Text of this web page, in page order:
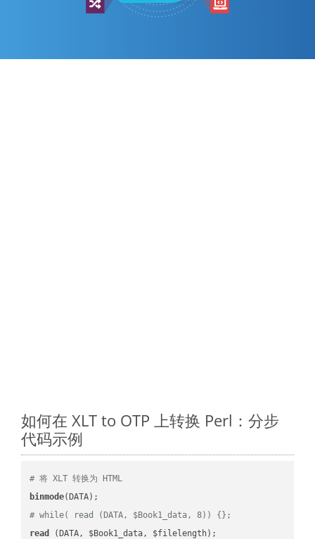
如何在 XLT to OTP 上转换 Perl：分步
代码示例
# 将 XLT 转换为 HTML
binmode
# while( read (DATA, $Book1_data, 8)) {};
read